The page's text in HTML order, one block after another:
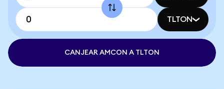
TLTON
CANJEAR AMCON A TLTON